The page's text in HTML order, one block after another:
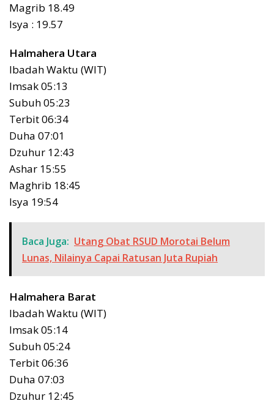
Magrib 18.49
Isya : 19.57
Halmahera Utara
Ibadah Waktu (WIT)
Imsak 05:13
Subuh 05:23
Terbit 06:34
Duha 07:01
Dzuhur 12:43
Ashar 15:55
Maghrib 18:45
Isya 19:54
Baca Juga: Utang Obat RSUD Morotai Belum
Lunas, Nilainya Capai Ratusan Juta Rupiah
Halmahera Barat
Ibadah Waktu (WIT)
Imsak 05:14
Subuh 05:24
Terbit 06:36
Duha 07:03
Dzuhur 12:45